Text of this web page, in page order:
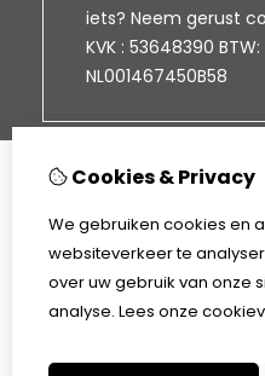
iets? Neem gerust
KVK : 53648390 BTW:
NL001467450B58
Informatie
Klantenservice
Bezorgen en afhalen
Disclaimer
Cookies & Privacy
We gebruiken cookies en
websiteverkeer te
over uw gebruik van onze
analyse. Lees onze